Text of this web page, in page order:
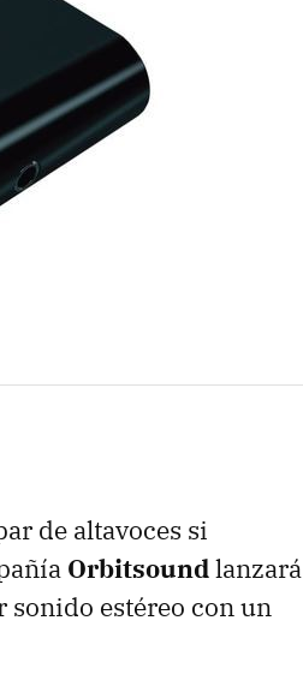
de altavoces si
Orbitsoundlanzará
sonido estéreo con un